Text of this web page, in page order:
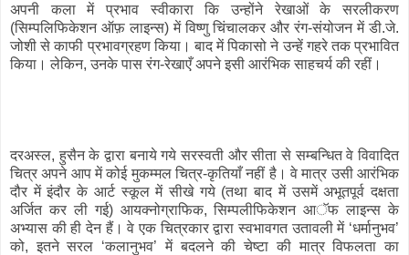
अपनी कला में प्रभाव स्वीकारा कि उन्होंने रेखाओं के सरलीकरण
(सिम्पलिफिकेशन ऑफ़ लाइन्स) में विष्णु चिंचालकर और रंग-संयोजन में डी.जे.
जोशी से काफी प्रभावग्रहण किया। बाद में पिकासो ने उन्हें गहरे तक प्रभावित
किया। लेकिन, उनके पास रंग-रेखाएँ अपने इसी आरंभिक साहचर्य की रहीं।
दरअस्ल, हुसैन के द्वारा बनाये गये सरस्वती और सीता से सम्बन्धित वे विवादित
चित्र अपने आप में कोई मुकम्मल चित्र-कृतियाँ नहीं है। वे मात्र उसी आरंभिक
दौर में इंदौर के आर्ट स्कूल में सीखे गये (तथा बाद में उसमें अभूतपूर्व दक्षता
अर्जित कर ली गई) आयक्नोग्राफिक, सिम्पलीफिकेशन आॅफ लाइन्स के
अभ्यास की ही देन हैं। वे एक चित्रकार द्वारा स्वभावगत उतावली में ‘धर्मानुभव’
को, इतने सरल ‘कलानुभव’ में बदलने की चेष्टा की मात्र विफलता का